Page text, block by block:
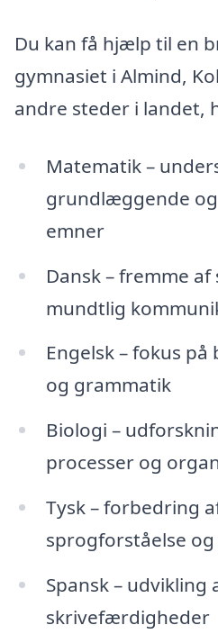
Du kan få hjælp til en
gymnasiet i Almind,
andre steder i landet,
Matematik –
grundlæggende
emner
Dansk – fremme
mundtlig
Engelsk – fokus
og grammatik
Biologi –
processer og
Tysk – forbedring
sprogforståelse og
Spansk – udvikling
skrivefærdigheder